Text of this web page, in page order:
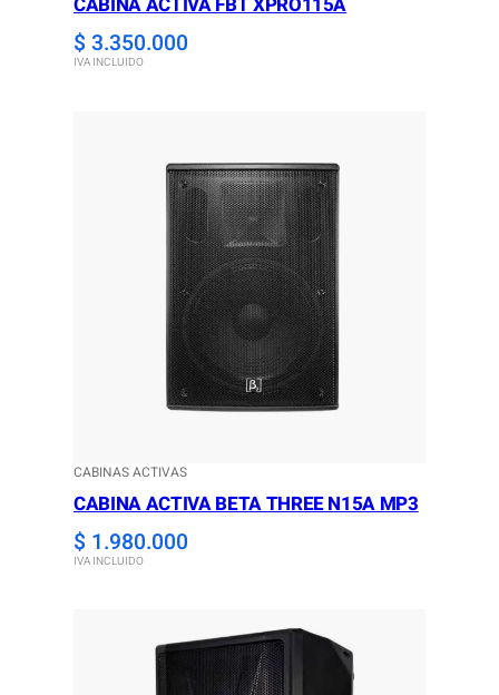
$ 3.350.000
IVA INCLUIDO
CABINAS ACTIVAS
CABINA ACTIVA BETA THREE N15A MP3
$ 1.980.000
IVA INCLUIDO